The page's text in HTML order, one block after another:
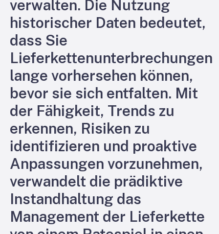
verwalten. Die Nutzung
historischer Daten bedeutet,
dass Sie
Lieferkettenunterbrechungen
lange vorhersehen können,
bevor sie sich entfalten. Mit
der Fähigkeit, Trends zu
erkennen, Risiken zu
identifizieren und proaktive
Anpassungen vorzunehmen,
verwandelt die prädiktive
Instandhaltung das
Management der Lieferkette